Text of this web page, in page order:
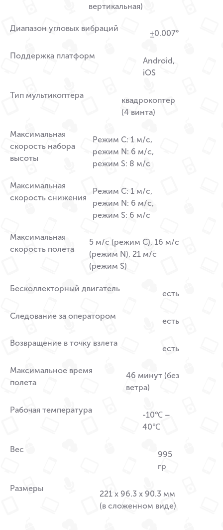
вертикальная)
Диапазон угловых вибраций
±0.007°
Поддержка платформ
Android,
iOS
Тип мультикоптера
квадрокоптер
(4 винта)
Максимальная
скорость набора
высоты
Режим C: 1 м/с,
режим N: 6 м/с,
режим S: 8 м/с
Максимальная
скорость снижения
Режим C: 1 м/с,
режим N: 6 м/с,
режим S: 6 м/с
Максимальная
скорость полета
5 м/с (режим C), 16 м/с
(режим N), 21 м/с
(режим S)
Бесколлекторный двигатель
есть
Следование за оператором
есть
Возвращение в точку взлета
есть
Максимальное время
полета
46 минут (без
ветра)
Рабочая температура
-10℃ –
40℃
Вес
995
гр
Размеры
221 x 96.3 x 90.3 мм
(в сложенном виде)